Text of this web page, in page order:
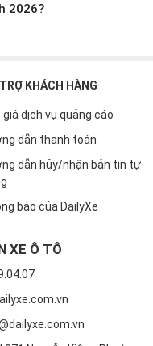
2026?
KHÁCH HÀNG
giá dịch vụ quảng cáo
dẫn thanh toán
dẫn hủy/nhận bản tin tự
báo của DailyXe
XE Ô TÔ